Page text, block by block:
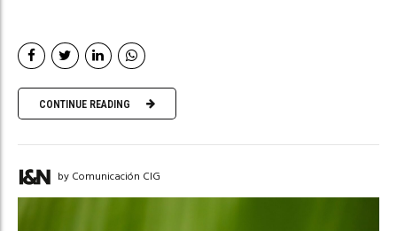
CONTINUE READING
by Comunicación CIG